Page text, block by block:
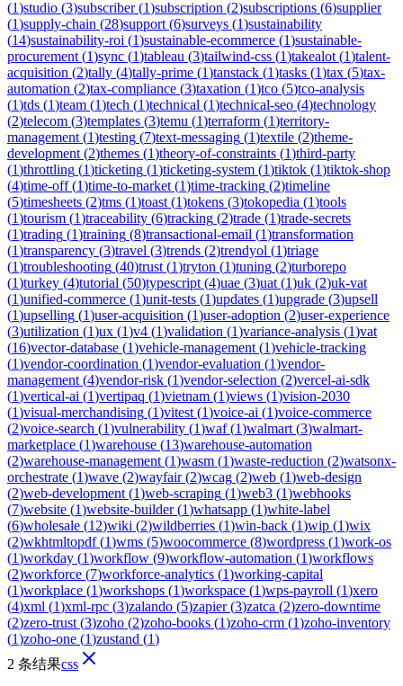
(1)studio (3)subscriber(1)subscription (2)subscriptions (6)supplier
(1)supply-chain (28)support (6)surveys (1)sustainability
(14)sustainability-roi (1)sustainable-ecommerce (1)sustainable-
procurement (1)sync (1)tableau (3)tailwind-css (1)takealot (1)talent-
acquisition (2)tally (4)tally-prime (1)tanstack (1)tasks (1)tax (5)tax-
automation (2)tax-compliance (3)taxation (1)tco (5)tco-analysis
(1)tds (1)team (1)tech (1)technical (1)technical-seo (4)technology
(2)telecom (3)templates (3)temu (1)terraform (1)territory-
management (1)testing (7)text-messaging (1)textile (2)theme-
development (2)themes (1)theory-of-constraints (1)third-party
(1)throttling (1)ticketing (1)ticketing-system (1)tiktok (1)tiktok-shop
(4)time-off(1)time-to-market (1)time-tracking (2)timeline
(5)timesheets (2)tms (1)toast (1)tokens (3)tokopedia (1)tools
(1)tourism (1)traceability (6)tracking (2)trade (1)trade-secrets
(1)trading (1)training (8)transactional-email (1)transformation
(1)transparency (3)travel (3)trends (2)trendyol (1)triage
(1)troubleshooting (40)trust (1)tryton (1)tuning (2)turborepo
(1)turkey (4)tutorial (50)typescript (4)uae (3)uat (1)uk (2)uk-vat
(1)unified-commerce (1)unit-tests (1)updates (1)upgrade (3)upsell
(1)upselling (1)user-acquisition (1)user-adoption (2)user-experience
(3)utilization (1)ux (1)v4 (1)validation (1)variance-analysis (1)vat
(16)vector-database (1)vehicle-management (1)vehicle-tracking
(1)vendor-coordination (1)vendor-evaluation (1)vendor-
management (4)vendor-risk (1)vendor-selection (2)vercel-ai-sdk
(1)vertical-ai (1)vertipaq (1)vietnam (1)views (1)vision-2030
(1)visual-merchandising (1)vitest (1)voice-ai (1)voice-commerce
(2)voice-search (1)vulnerability (1)waf(1)walmart (3)walmart-
marketplace (1)warehouse (13)warehouse-automation
(2)warehouse-management (1)wasm (1)waste-reduction (2)watsonx-
orchestrate (1)wave (2)wayfair(2)wcag (2)web (1)web-design
(2)web-development (1)web-scraping (1)web3 (1)webhooks
(7)website (1)website-builder(1)whatsapp (1)white-label
(6)wholesale (12)wiki (2)wildberries (1)win-back (1)wip (1)wix
(2)wkhtmltopdf(1)wms (5)woocommerce (8)wordpress (1)work-os
(1)workday (1)workflow (9)workflow-automation (1)workflows
(2)workforce (7)workforce-analytics (1)working-capital
(1)workplace (1)workshops (1)workspace (1)wps-payroll (1)xero
(4)xml (1)xml-rpc (3)zalando (5)zapier(3)zatca (2)zero-downtime
(2)zero-trust (3)zoho (2)zoho-books (1)zoho-crm (1)zoho-inventory
(1)zoho-one (1)zustand (1)
2 条结果css